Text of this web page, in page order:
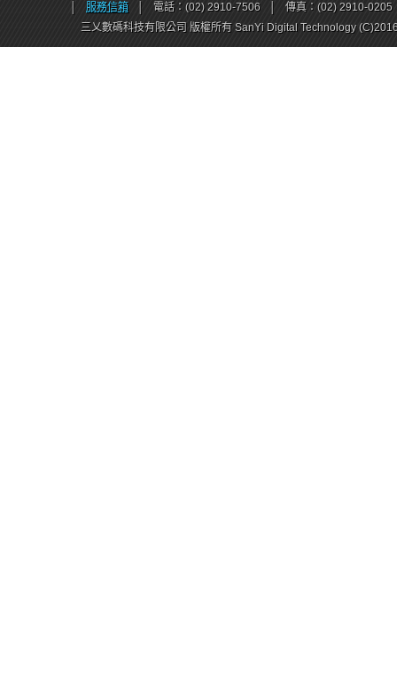
服務信箱 電話：(02) 2910-7506
傳真：(02) 2910-0205
三乂數碼科技有限公司 版權所有 SanYi Digital Technology